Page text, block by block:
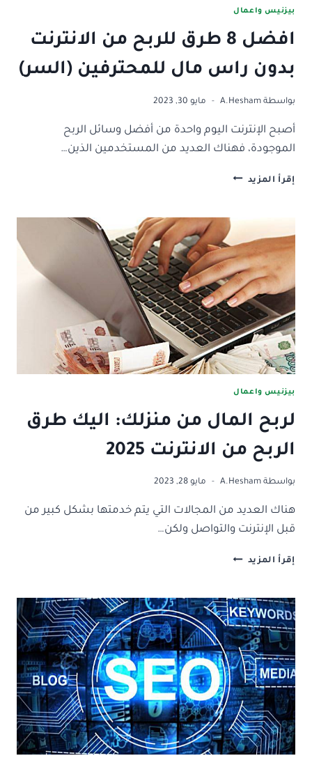
بيزنيس واعمال
افضل 8 طرق للربح من الانترنت
بدون راس مال للمحترفين (السر)
بواسطة A.Hesham مايو 30, 2023
أصبح الإنترنت اليوم واحدة من أفضل وسائل الربح
الموجودة، فهناك العديد من المستخدمين الذين…
إقرأ المزيد افضل
للربح
الانترنت
بدون
راس
مال
للمحترفين
(السر)
بيزنيس واعمال
لربح المال من منزلك: اليك طرق
الربح من الانترنت 2025
بواسطة A.Hesham مايو 28, 2023
هناك العديد من المجالات التي يتم خدمتها بشكل كبير من
قبل الإنترنت والتواصل ولكن…
إقرأ المزيد لربح
منزلك:
اليك
طرق
الربح
من
الانترنت
2025